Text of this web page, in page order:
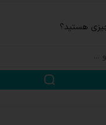
هستید؟